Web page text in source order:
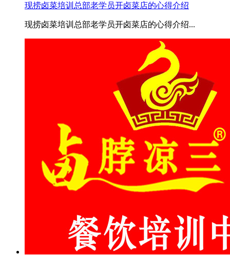
现捞卤菜培训总部老学员开卤菜店的心得介绍
现捞卤菜培训总部老学员开卤菜店的心得介绍...